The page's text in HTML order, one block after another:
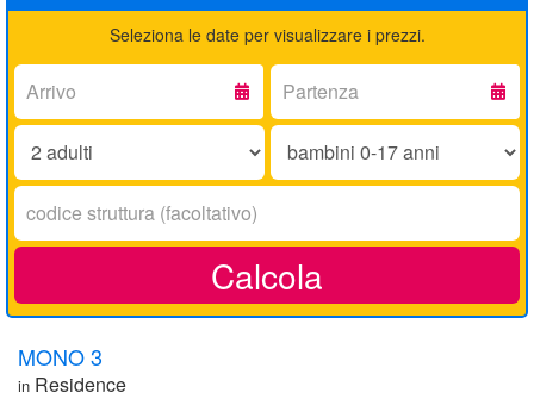
Seleziona le date per visualizzare i prezzi.
Arrivo:
Partenza:
Adulti:
Bambini
17
Codice
struttura:
Calcola
MONO 3
in Residence